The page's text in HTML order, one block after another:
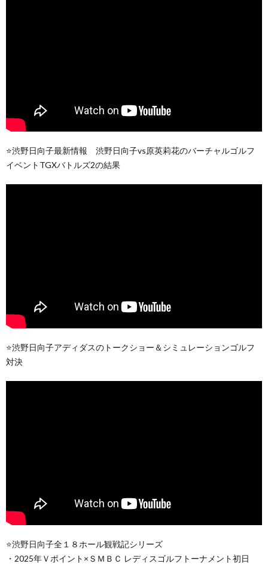
⭐️渋野日向子最新情報 渋野日向子vs原英莉花のバーチャルゴルフ
イベントTGXバトルズ2の結果
⭐️渋野日向子アディダスのトークショー＆シミュレーションゴルフ
対決
⭐️渋野日向子全１８ホール観戦記シリーズ
・2025年Ｖポイント×ＳＭＢＣ レディスゴルフトーナメント初日